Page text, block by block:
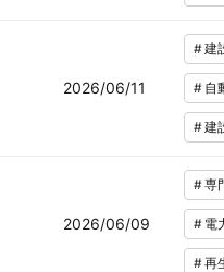
2026/06/11
#建
# 自
#建
2026/06/09
#専
# 電
#再